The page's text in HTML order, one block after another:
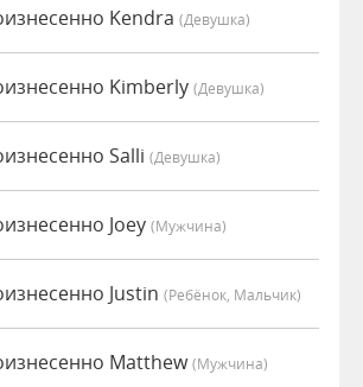
Kendra (девушка)
Kimberly (девушка)
Salli (девушка)
Joey (мужчина)
Justin (Ребёнок, Мальчик)
Matthew(мужчина)